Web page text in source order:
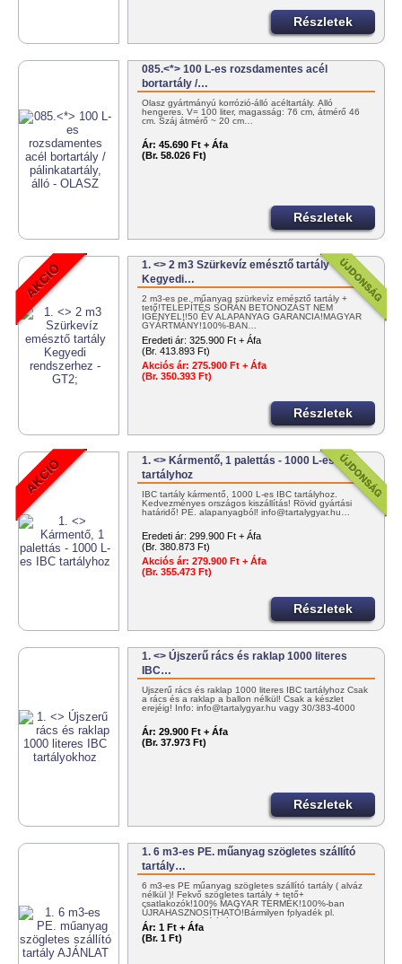
Részletek
085.<*> 100 L-es rozsdamentes acél
bortartály /…
Olasz gyártmányú korrózió-álló acéltartály. Álló
hengeres. V= 100 liter, magasság: 76 cm, átmérő 46
cm. Száj átmérő ~ 20 cm…
Ár: 45.690 Ft + Áfa
(Br. 58.026 Ft)
Részletek
1. <> 2 m3 Szürkevíz emésztő tartály
Kegyedi…
2 m3-es pe. műanyag szürkevíz emésztő tartály +
tető!TELEPÍTÉS SORÁN BETONOZÁST NEM
IGÉNYEL!!50 ÉV ALAPANYAG GARANCIA!MAGYAR
GYÁRTMÁNY!100%-BAN…
Eredeti ár: 325.900 Ft + Áfa
(Br. 413.893 Ft)
Akciós ár: 275.900 Ft + Áfa
(Br. 350.393 Ft)
Részletek
1. <> Kármentő, 1 palettás - 1000 L-es IBC
tartályhoz
IBC tartály kármentő, 1000 L-es IBC tartályhoz.
Kedvezményes országos kiszállítás! Rövid gyártási
határidő! PE. alapanyagból! info@tartalygyar.hu…
Eredeti ár: 299.900 Ft + Áfa
(Br. 380.873 Ft)
Akciós ár: 279.900 Ft + Áfa
(Br. 355.473 Ft)
Részletek
1. <> Újszerű rács és raklap 1000 literes
IBC…
Újszerű rács és raklap 1000 literes IBC tartályhoz Csak
a rács és a raklap a ballon nélkül! Csak a készlet
erejéig! Info: info@tartalygyar.hu vagy 30/383-4000
Ár: 29.900 Ft + Áfa
(Br. 37.973 Ft)
Részletek
1. 6 m3-es PE. műanyag szögletes szállító
tartály…
6 m3-es PE műanyag szögletes szállító tartály ( alváz
nélkül )! Fekvő szögletes tartály + tető+
csatlakozók!100% MAGYAR TERMÉK!100%-ban
ÚJRAHASZNOSÍTHATÓ!Bármilyen folyadék pl.
NITROSOL szállítására! KEDVEZMÉNYES…
Ár: 1 Ft + Áfa
(Br. 1 Ft)